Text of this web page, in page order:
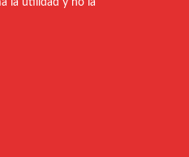
la utilidad y no la